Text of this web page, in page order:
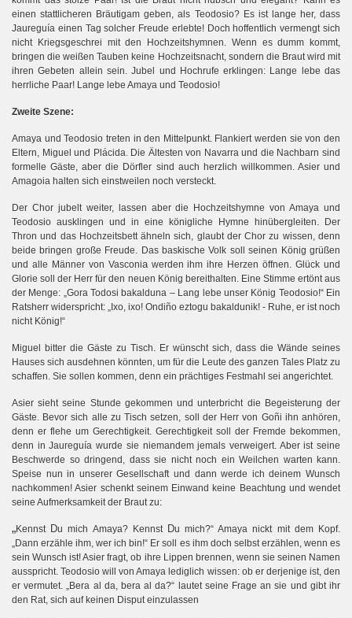
einen stattlicheren Bräutigam geben, als Teodosio? Es ist lange her, dass
Jaureguía einen Tag solcher Freude erlebte! Doch hoffentlich vermengt sich
nicht Kriegsgeschrei mit den Hochzeitshymnen. Wenn es dumm kommt,
bringen die weißen Tauben keine Hochzeitsnacht, sondern die Braut wird mit
ihren Gebeten allein sein. Jubel und Hochrufe erklingen: Lange lebe das
herrliche Paar! Lange lebe Amaya und Teodosio!
Zweite Szene:
Amaya und Teodosio treten in den Mittelpunkt. Flankiert werden sie von den
Eltern, Miguel und Plácida. Die Ältesten von Navarra und die Nachbarn sind
formelle Gäste, aber die Dörfler sind auch herzlich willkommen. Asier und
Amagoia halten sich einstweilen noch versteckt.
Der Chor jubelt weiter, lassen aber die Hochzeitshymne von Amaya und
Teodosio ausklingen und in eine königliche Hymne hinübergleiten. Der
Thron und das Hochzeitsbett ähneln sich, glaubt der Chor zu wissen, denn
beide bringen große Freude. Das baskische Volk soll seinen König grüßen
und alle Männer von Vasconiawerden ihm ihre Herzen öffnen. Glück und
Glorie soll der Herr für den neuen König bereithalten. Eine Stimme ertönt aus
der Menge: „Gora Todosi bakalduna – Lang lebe unser König Teodosio!“ Ein
Ratsherr widerspricht: „Ixo, ixo! Ondiño eztogu bakaldunik! - Ruhe, er ist noch
nicht König!“
Miguel bitter die Gäste zu Tisch. Er wünscht sich, dass die Wände seines
Hauses sich ausdehnen könnten, um für die Leute des ganzen Tales Platz zu
schaffen. Sie sollen kommen, denn ein prächtiges Festmahl sei angerichtet.
Asier sieht seine Stunde gekommen und unterbricht die Begeisterung der
Gäste. Bevor sich alle zu Tisch setzen, soll der Herr von Goñi ihn anhören,
denn er flehe um Gerechtigkeit. Gerechtigkeit soll der Fremde bekommen,
denn in Jaureguía wurde sie niemandem jemals verweigert. Aber ist seine
Beschwerde so dringend, dass sie nicht noch ein Weilchen warten kann.
Speise nun in unserer Gesellschaft und dann werde ich deinem Wunsch
nachkommen! Asier schenkt seinem Einwand keine Beachtung und wendet
seine Aufmerksamkeit der Braut zu:
„Kennst Du mich Amaya? Kennst Du mich?“ Amaya nickt mit dem Kopf.
„Dann erzähle ihm, wer ich bin!“ Er soll es ihm doch selbst erzählen, wenn es
sein Wunsch ist! Asier fragt, ob ihre Lippen brennen, wenn sie seinen Namen
ausspricht. Teodosio will von Amaya lediglich wissen: ob er derjenige ist, den
er vermutet. „Bera al da, bera al da?“ lautet seine Frage an sie und gibt ihr
den Rat, sich auf keinen Disput einzulassen